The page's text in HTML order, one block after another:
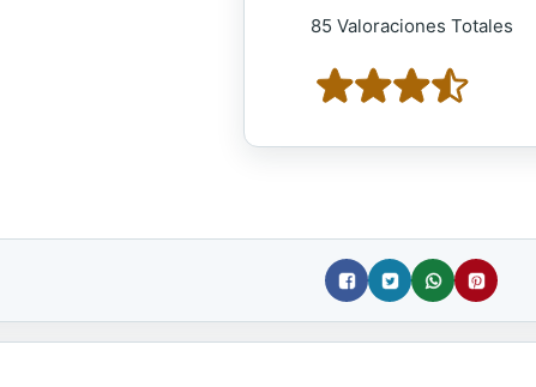
85 Valoraciones Totales